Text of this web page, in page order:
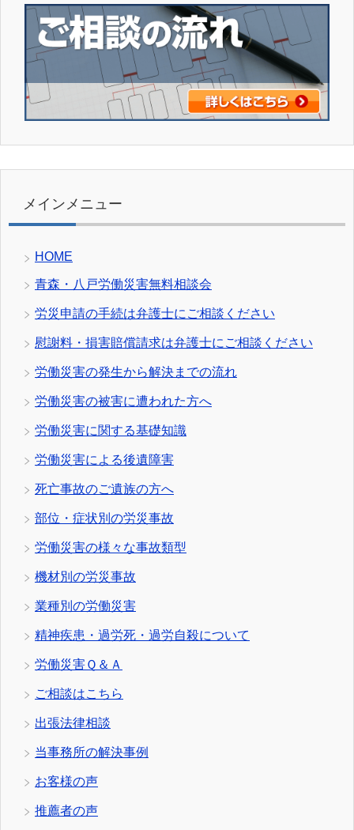
メインメニュー
HOME
青森・八戸労働災害無料相談会
労災申請の手続は弁護士にご相談ください
慰謝料・損害賠償請求は弁護士にご相談ください
労働災害の発生から解決までの流れ
労働災害の被害に遭われた方へ
労働災害に関する基礎知識
労働災害による後遺障害
死亡事故のご遺族の方へ
部位・症状別の労災事故
労働災害の様々な事故類型
機材別の労災事故
業種別の労働災害
精神疾患・過労死・過労自殺について
労働災害Ｑ＆Ａ
ご相談はこちら
出張法律相談
当事務所の解決事例
お客様の声
推薦者の声